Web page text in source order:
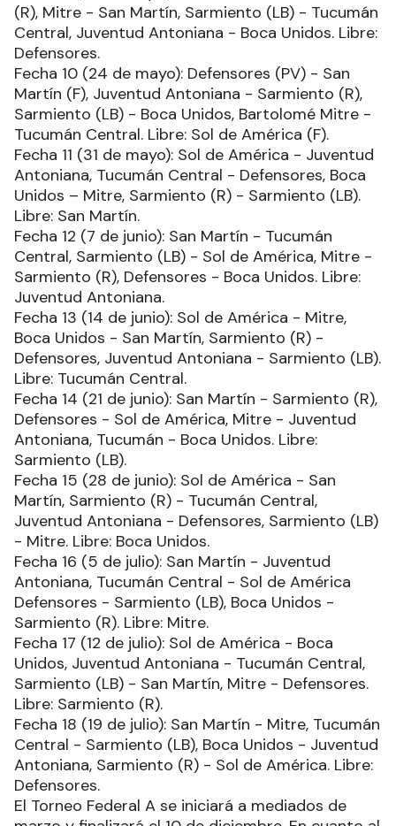
(R), Mitre - San Martín, Sarmiento (LB) - Tucumán
Central, Juventud Antoniana - Boca Unidos. Libre:
Defensores.
Fecha 10 (24 de mayo): Defensores (PV) - San
Martín (F), Juventud Antoniana - Sarmiento (R),
Sarmiento (LB) - Boca Unidos, Bartolomé Mitre -
Tucumán Central. Libre: Sol de América (F).
Fecha 11 (31 de mayo): Sol de América - Juventud
Antoniana, Tucumán Central - Defensores, Boca
Unidos – Mitre, Sarmiento (R) - Sarmiento (LB).
Libre: San Martín.
Fecha 12 (7 de junio): San Martín - Tucumán
Central, Sarmiento (LB) - Sol de América, Mitre -
Sarmiento (R), Defensores - Boca Unidos. Libre:
Juventud Antoniana.
Fecha 13 (14 de junio): Sol de América - Mitre,
Boca Unidos - San Martín, Sarmiento (R) -
Defensores, Juventud Antoniana - Sarmiento (LB).
Libre: Tucumán Central.
Fecha 14 (21 de junio): San Martín - Sarmiento (R),
Defensores - Sol de América, Mitre - Juventud
Antoniana, Tucumán - Boca Unidos. Libre:
Sarmiento (LB).
Fecha 15 (28 de junio): Sol de América - San
Martín, Sarmiento (R) - Tucumán Central,
Juventud Antoniana - Defensores, Sarmiento (LB)
- Mitre. Libre: Boca Unidos.
Fecha 16 (5 de julio): San Martín - Juventud
Antoniana, Tucumán Central - Sol de América
Defensores - Sarmiento (LB), Boca Unidos -
Sarmiento (R). Libre: Mitre.
Fecha 17 (12 de julio): Sol de América - Boca
Unidos, Juventud Antoniana - Tucumán Central,
Sarmiento (LB) - San Martín, Mitre - Defensores.
Libre: Sarmiento (R).
Fecha 18 (19 de julio): San Martín - Mitre, Tucumán
Central - Sarmiento (LB), Boca Unidos - Juventud
Antoniana, Sarmiento (R) - Sol de América. Libre:
Defensores.
El Torneo Federal A se iniciará a mediados de